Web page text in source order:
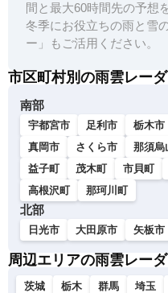
間と最大60時間先の予想
冬季にお役立ちの雨と雪
ー」もご活用ください。
市区町村別の雨雲レー
南部
宇都宮市 足利市 栃木市
真岡市
さくら市 那須烏
益子町
茂木町 市貝町
高根沢町
那珂川町
北部
日光市 大田原市 矢板市
周辺エリアの雨雲レー
茨城 栃木 群馬 埼玉